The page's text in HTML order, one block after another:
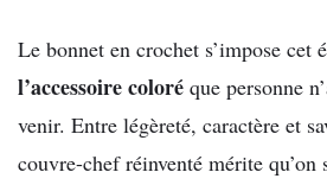
Le bonnet en crochet s’impose cet
l’accessoire coloré que personne
venir. Entre légèreté, caractère et
couvre-chef réinventé mérite qu’on